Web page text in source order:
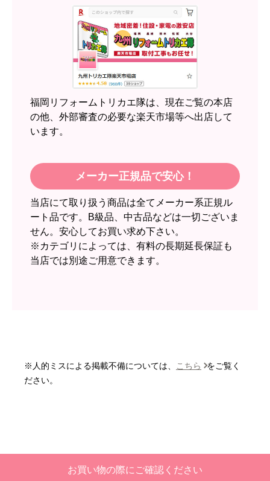
文時期】2026年05月頃（モバイルから）
【このショップを選んだ理由は？】
近隣のショップでしっかりやってくれそうだった
【注文からどのくらいで届きましたか？】
【その他感想・コメント】
2026年6月30日 23:50
欲しい商品をスムーズに注文できましたか？
はい
ショップからの連絡や対応は適切でしたか？
無回答
予定の期日までに商品が届きましたか？
【注文からどのくらいで届きましたか？】
福岡リフォームトリカエ隊は、現在ご覧の本店
の他、外部審査の必要な楽天市場等へ出店して
います。
メーカー正規品で安心！
当店にて取り扱う商品は全てメーカー系正規ル
ート品です。B級品、中古品などは一切ございま
せん。安心してお買い求め下さい。
※カテゴリによっては、有料の長期延長保証も
当店では別途ご用意できます。
※人的ミスによる掲載不備については、 こちら
をご覧く
ださい。
お買い物の際にご確認ください